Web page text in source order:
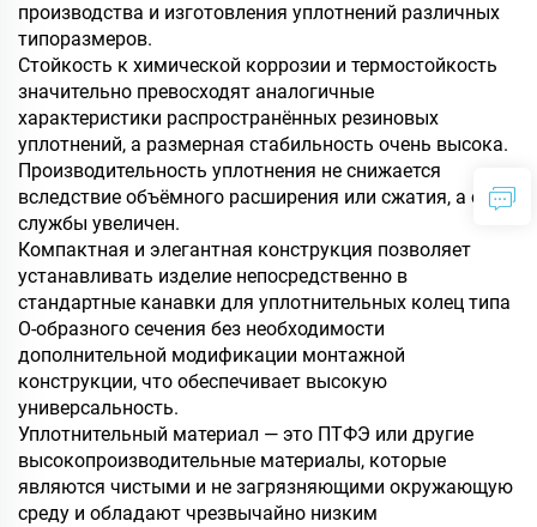
производства и изготовления уплотнений различных
типоразмеров.
Стойкость к химической коррозии и термостойкость
значительно превосходят аналогичные
характеристики распространённых резиновых
уплотнений, а размерная стабильность очень высока.
Производительность уплотнения не снижается
вследствие объёмного расширения или сжатия, а срок
службы увеличен.
Компактная и элегантная конструкция позволяет
устанавливать изделие непосредственно в
стандартные канавки для уплотнительных колец типа
O-образного сечения без необходимости
дополнительной модификации монтажной
конструкции, что обеспечивает высокую
универсальность.
Уплотнительный материал — это ПТФЭ или другие
высокопроизводительные материалы, которые
являются чистыми и не загрязняющими окружающую
среду и обладают чрезвычайно низким